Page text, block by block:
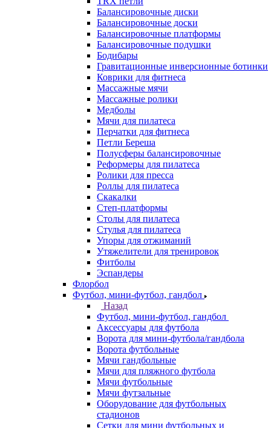
Балансировочные диски
Балансировочные доски
Балансировочные платформы
Балансировочные подушки
Бодибары
Гравитационные инверсионные ботинки
Коврики для фитнеса
Массажные мячи
Массажные ролики
Медболы
Мячи для пилатеса
Перчатки для фитнеса
Петли Береша
Полусферы балансировочные
Реформеры для пилатеса
Ролики для пресса
Роллы для пилатеса
Скакалки
Степ-платформы
Столы для пилатеса
Стулья для пилатеса
Упоры для отжиманий
Утяжелители для тренировок
Фитболы
Эспандеры
Флорбол
Футбол, мини-футбол, гандбол
Назад
Футбол, мини-футбол, гандбол
Аксессуары для футбола
Ворота для мини-футбола/гандбола
Ворота футбольные
Мячи гандбольные
Мячи для пляжного футбола
Мячи футбольные
Мячи футзальные
Оборудование для футбольных
стадионов
Сетки для мини футбольных и